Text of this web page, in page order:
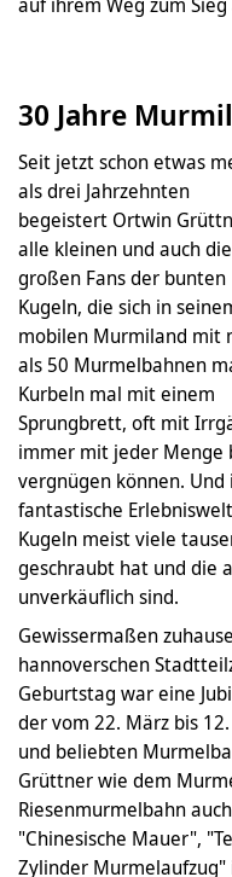
30 Jahre
Seit jetzt schon etwas
als drei Jahrzehnten
begeistert Ortwin
alle kleinen und auch die
großen Fans der bunten
Kugeln, die sich in
mobilen Murmiland mit
als 50 Murmelbahnen
Kurbeln mal mit einem
Sprungbrett, oft mit
immer mit jeder Menge
vergnügen können.
fantastische
Kugeln meist viele
geschraubt hat und die
unverkäuflich sind.
Gewissermaßen
hannoverschen
Geburtstag war eine
der vom 22. März bis
und beliebten
Grüttner wie dem
Riesenmurmelbahn
"Chinesische Mauer",
Zylinder